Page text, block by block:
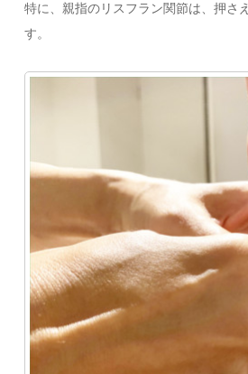
特に、親指のリスフラン関節は、押さ
す。